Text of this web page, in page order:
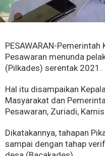
PESAWARAN-Pemerintah
Pesawaran menunda
(Pilkades) serentak 2021.
Hal itu disampaikan
Masyarakat dan
Pesawaran, Zuriadi,
Dikatakannya, tahapan
sampai dengan tahap